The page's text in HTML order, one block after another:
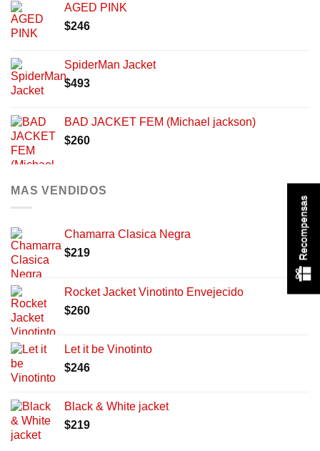
AGED PINK
$246
SpiderMan Jacket
$493
BAD JACKET FEM (Michael jackson)
$260
MAS VENDIDOS
Chamarra Clasica Negra
$219
Rocket Jacket Vinotinto Envejecido
$260
Let it be Vinotinto
$246
Black & White jacket
$219
Recompensas